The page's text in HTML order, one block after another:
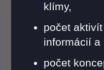
klímy,
počet
informácií
počet